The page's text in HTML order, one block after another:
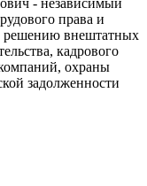
- независимый
права и
решению внештатных
кадрового
охраны
задолженности